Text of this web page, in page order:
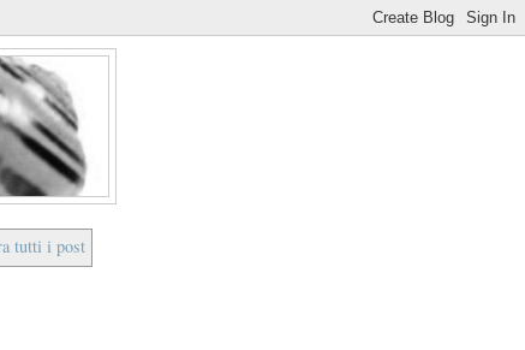
tutti i post